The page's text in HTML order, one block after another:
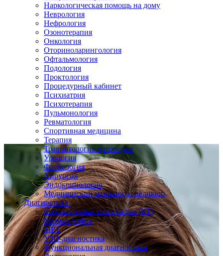
Наркологическая помощь на дому
Неврология
Нефрология
Озонотерапия
Онкология
Оториноларингология
Офтальмология
Подология
Проктология
Процедурный кабинет
Психиатрия
Психотерапия
Пульмонология
Ревматология
Спортивная медицина
Терапия
Травматология-ортопедия
Урология
Флебология
Хирургия
Эндокринология
Медицинский маникюр и педикюр
Диагностика
Компьютерная томография (КТ)
Маммография
МРТ
УЗИ-диагностика
Функциональная диагностика